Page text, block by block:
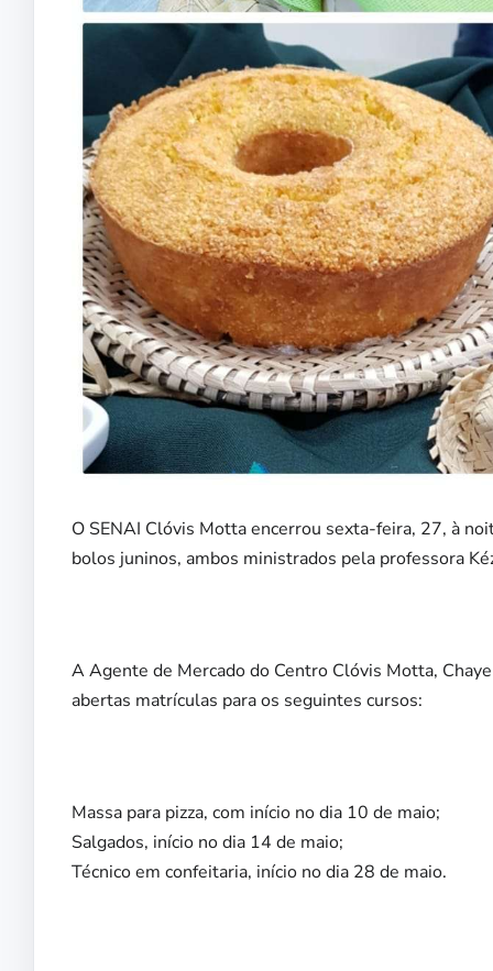
O SENAI Clóvis Motta encerrou sexta-feira, 27, à
bolos juninos, ambos ministrados pela professora
A Agente de Mercado do Centro Clóvis Motta,
abertas matrículas para os seguintes cursos:
Massa para pizza, com início no dia 10 de maio;
Salgados, início no dia 14 de maio;
Técnico em confeitaria, início no dia 28 de maio.